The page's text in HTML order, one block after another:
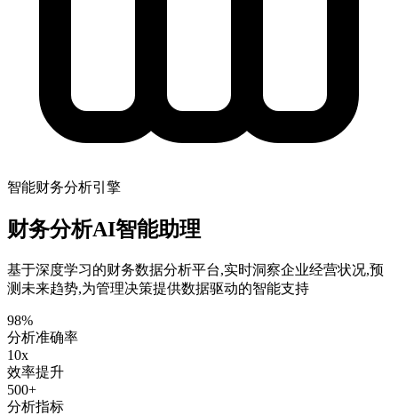
智能财务分析引擎
财务分析AI智能助理
基于深度学习的财务数据分析平台,实时洞察企业经营状况,预
测未来趋势,为管理决策提供数据驱动的智能支持
98%
分析准确率
10x
效率提升
500+
分析指标